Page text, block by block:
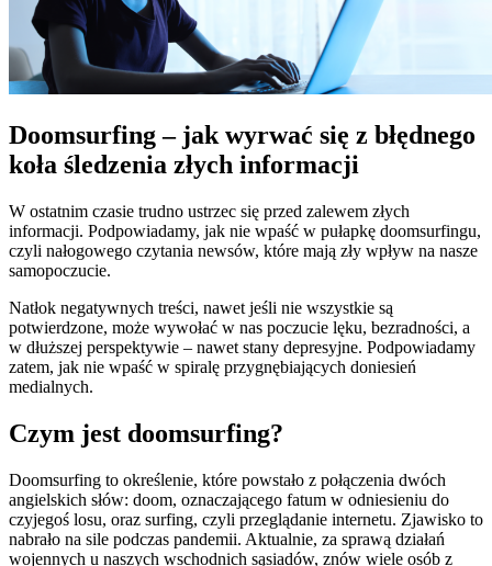
Doomsurfing – jak wyrwać się z błędnego
koła śledzenia złych informacji
W ostatnim czasie trudno ustrzec się przed zalewem złych
informacji. Podpowiadamy, jak nie wpaść w pułapkę doomsurfingu,
czyli nałogowego czytania newsów, które mają zły wpływ na nasze
samopoczucie.
Natłok negatywnych treści, nawet jeśli nie wszystkie są
potwierdzone, może wywołać w nas poczucie lęku, bezradności, a
w dłuższej perspektywie – nawet stany depresyjne. Podpowiadamy
zatem, jak nie wpaść w spiralę przygnębiających doniesień
medialnych.
Czym jest doomsurfing?
Doomsurfing to określenie, które powstało z połączenia dwóch
angielskich słów: doom, oznaczającego fatum w odniesieniu do
czyjegoś losu, oraz surfing, czyli przeglądanie internetu. Zjawisko to
nabrało na sile podczas pandemii. Aktualnie, za sprawą działań
wojennych u naszych wschodnich sąsiadów, znów wiele osób z